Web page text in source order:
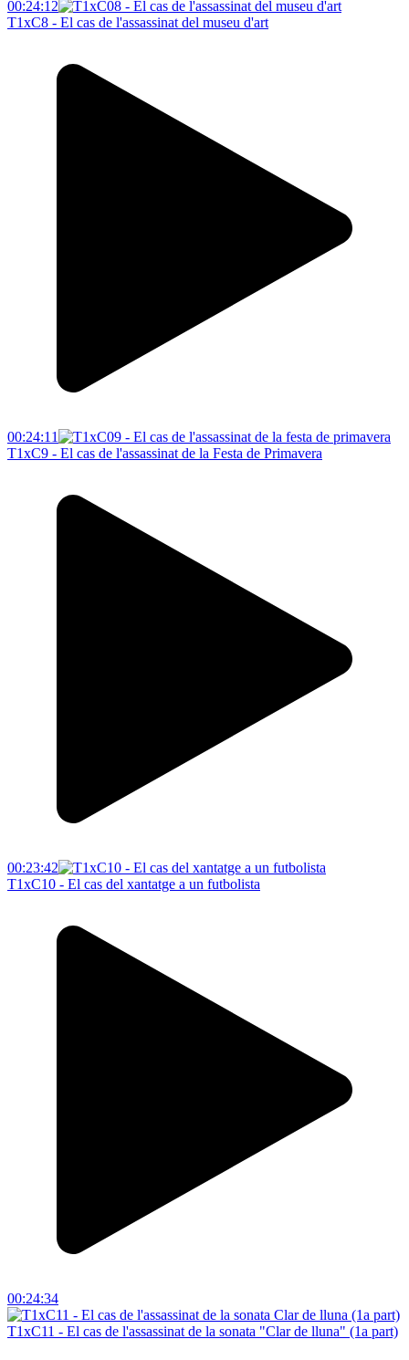
00:24:12
T1xC8 - El cas de l'assassinat del museu d'art
00:24:11
T1xC9 - El cas de l'assassinat de la Festa de Primavera
00:23:42
T1xC10 - El cas del xantatge a un futbolista
00:24:34
T1xC11 - El cas de l'assassinat de la sonata "Clar de lluna" (1a part)